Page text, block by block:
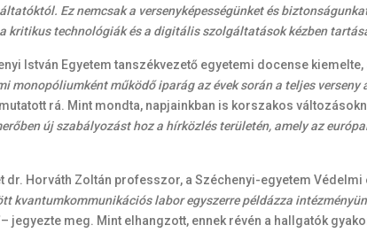
Ez nemcsak a versenyképességünket és
kritikus technológiák és a digitális szolgáltatások kézben
István Egyetem tanszékvezető egyetemi docense
monopóliumként működő iparág az évek során a teljes
rá. Mint mondta, napjainkban is korszakos
új szabályozást hoz a hírközlés területén, amely az
Horváth Zoltán professzor, a Széchenyi-egyetem
kvantumkommunikációs labor egyszerre példázza
jegyezte meg. Mint elhangzott, ennek révén a hallgatók